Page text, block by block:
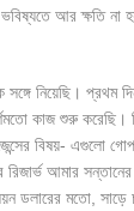
ভবিষ্যতে আর ক্ষতি
নিয়েছি। প্রথম
কাজ শুরু করেছি।
বিষয়- এগুলো
রিজার্ভ আমার
ডলারের মতো,